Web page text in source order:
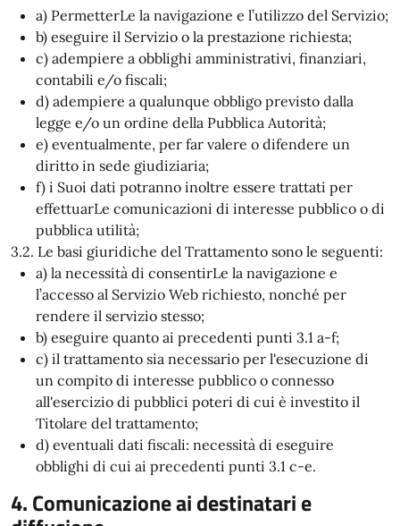
a) PermetterLe la navigazione e l’utilizzo del Servizio;
b) eseguire il Servizio o la prestazione richiesta;
c) adempiere a obblighi amministrativi, finanziari,
contabili e/o fiscali;
d) adempiere a qualunque obbligo previsto dalla
legge e/o un ordine della Pubblica Autorità;
e) eventualmente, per far valere o difendere un
diritto in sede giudiziaria;
f) i Suoi dati potranno inoltre essere trattati per
effettuarLe comunicazioni di interesse pubblico o di
pubblica utilità;
3.2. Le basi giuridiche del Trattamento sono le seguenti:
a) la necessità di consentirLe la navigazione e
l’accesso al Servizio Web richiesto, nonché per
rendere il servizio stesso;
b) eseguire quanto ai precedenti punti 3.1 a-f;
c) il trattamento sia necessario per l'esecuzione di
un compito di interesse pubblico o connesso
all'esercizio di pubblici poteri di cui è investito il
Titolare del trattamento;
d) eventuali dati fiscali: necessità di eseguire
obblighi di cui ai precedenti punti 3.1 c-e.
4. Comunicazione ai destinatari e